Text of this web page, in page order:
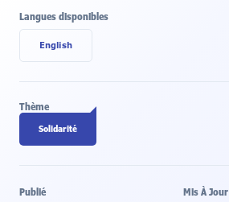
Langues disponibles
English
Thème
Solidarité
Publié Mis À Jour